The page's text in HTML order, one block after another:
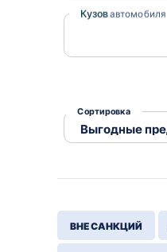
Subaru
Кузовавтомобиля
Сортировка
ВНЕ САНКЦИЙ